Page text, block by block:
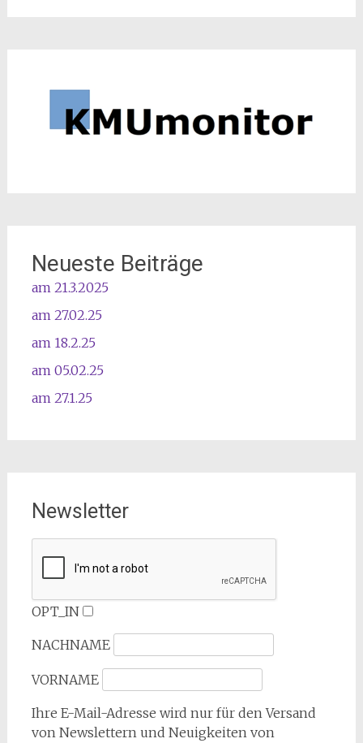
Neueste Beiträge
am 21.3.2025
am 27.02.25
am 18.2.25
am 05.02.25
am 27.1.25
Newsletter
OPT_IN
NACHNAME
VORNAME
Ihre E-Mail-Adresse wird nur für den Versand
von Newslettern und Neuigkeiten von